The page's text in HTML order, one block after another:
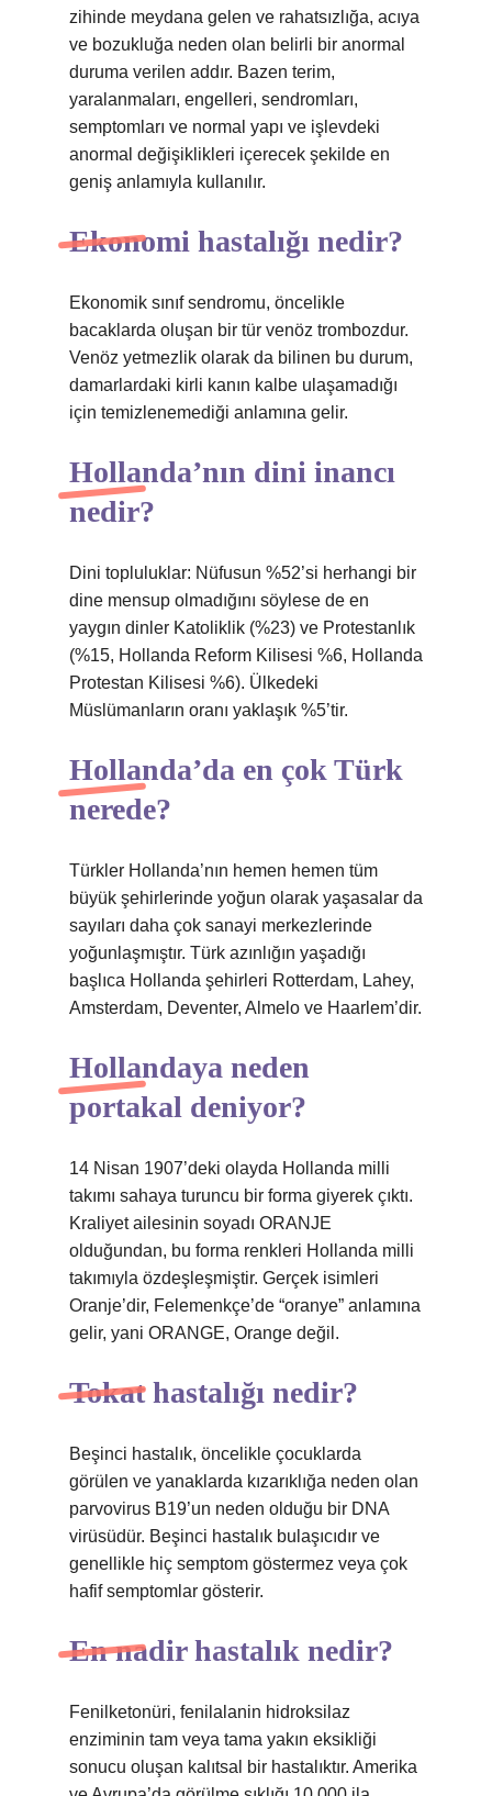
zihinde meydana gelen ve rahatsızlığa, acıya
ve bozukluğa neden olan belirli bir anormal
duruma verilen addır. Bazen terim,
yaralanmaları, engelleri, sendromları,
semptomları ve normal yapı ve işlevdeki
anormal değişiklikleri içerecek şekilde en
geniş anlamıyla kullanılır.
Ekonomi hastalığı nedir?
Ekonomik sınıf sendromu, öncelikle
bacaklarda oluşan bir tür venöz trombozdur.
Venöz yetmezlik olarak da bilinen bu durum,
damarlardaki kirli kanın kalbe ulaşamadığı
için temizlenemediği anlamına gelir.
Hollanda’nın dini inancı
nedir?
Dini topluluklar: Nüfusun %52’si herhangi bir
dine mensup olmadığını söylese de en
yaygın dinler Katoliklik (%23) ve Protestanlık
(%15, Hollanda Reform Kilisesi %6, Hollanda
Protestan Kilisesi %6). Ülkedeki
Müslümanların oranı yaklaşık %5’tir.
Hollanda’da en çok Türk
nerede?
Türkler Hollanda’nın hemen hemen tüm
büyük şehirlerinde yoğun olarak yaşasalar da
sayıları daha çok sanayi merkezlerinde
yoğunlaşmıştır. Türk azınlığın yaşadığı
başlıca Hollanda şehirleri Rotterdam, Lahey,
Amsterdam, Deventer, Almelo ve Haarlem’dir.
Hollandaya neden
portakal deniyor?
14 Nisan 1907’deki olayda Hollanda milli
takımı sahaya turuncu bir forma giyerek çıktı.
Kraliyet ailesinin soyadı ORANJE
olduğundan, bu forma renkleri Hollanda milli
takımıyla özdeşleşmiştir. Gerçek isimleri
Oranje’dir, Felemenkçe’de “oranye” anlamına
gelir, yani ORANGE, Orange değil.
Tokat hastalığı nedir?
Beşinci hastalık, öncelikle çocuklarda
görülen ve yanaklarda kızarıklığa neden olan
parvovirus B19’un neden olduğu bir DNA
virüsüdür. Beşinci hastalık bulaşıcıdır ve
genellikle hiç semptom göstermez veya çok
hafif semptomlar gösterir.
En nadir hastalık nedir?
Fenilketonüri, fenilalanin hidroksilaz
enziminin tam veya tama yakın eksikliği
sonucu oluşan kalıtsal bir hastalıktır. Amerika